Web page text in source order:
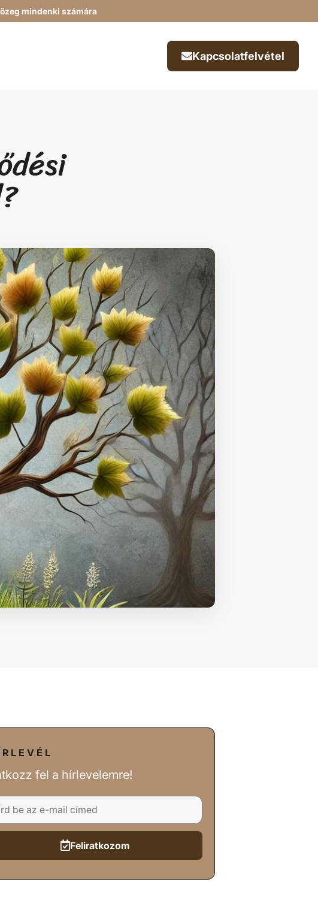
mindenki számára
Kapcsolatfelvétel
fel a hírlevelemre!
Feliratkozom